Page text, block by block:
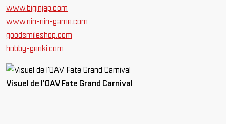
www.biginjap.com
www.nin-nin-game.com
goodsmileshop.com
hobby-genki.com
Visuel de l'OAV Fate Grand Carnival